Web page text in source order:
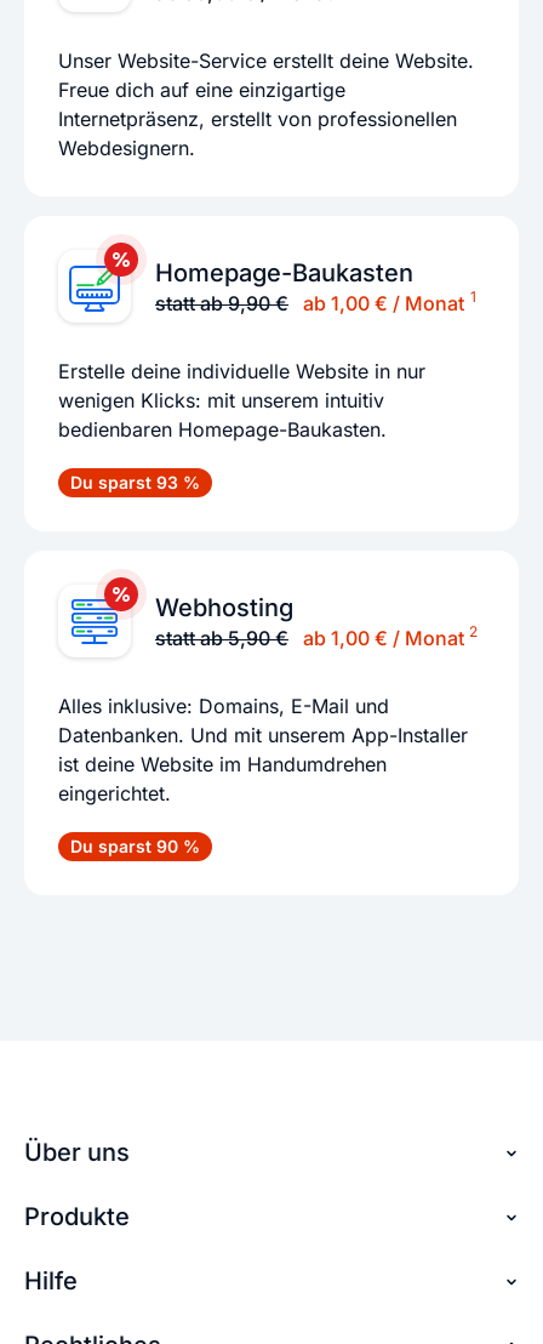
Unser Website-Service erstellt deine Website.
Freue dich auf eine einzigartige
Internetpräsenz, erstellt von professionellen
Webdesignern.
Homepage-Baukasten
statt ab 9,90 € ab 1,00 € / Monat 1
Erstelle deine individuelle Website in nur
wenigen Klicks: mit unserem intuitiv
bedienbaren Homepage-Baukasten.
Du sparst 93 %
Webhosting
statt ab 5,90 € ab 1,00 € / Monat 2
Alles inklusive: Domains, E-Mail und
Datenbanken. Und mit unserem App-Installer
ist deine Website im Handumdrehen
eingerichtet.
Du sparst 90 %
Über uns
Über checkdomain
Partnerprogramm
Produkte
Domain reservieren
Domain sichern
Hilfe